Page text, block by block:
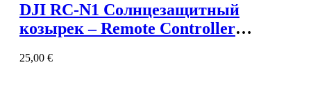
DJI RC-N1 Солнцезащитный
козырек – Remote Controller
25,00 €